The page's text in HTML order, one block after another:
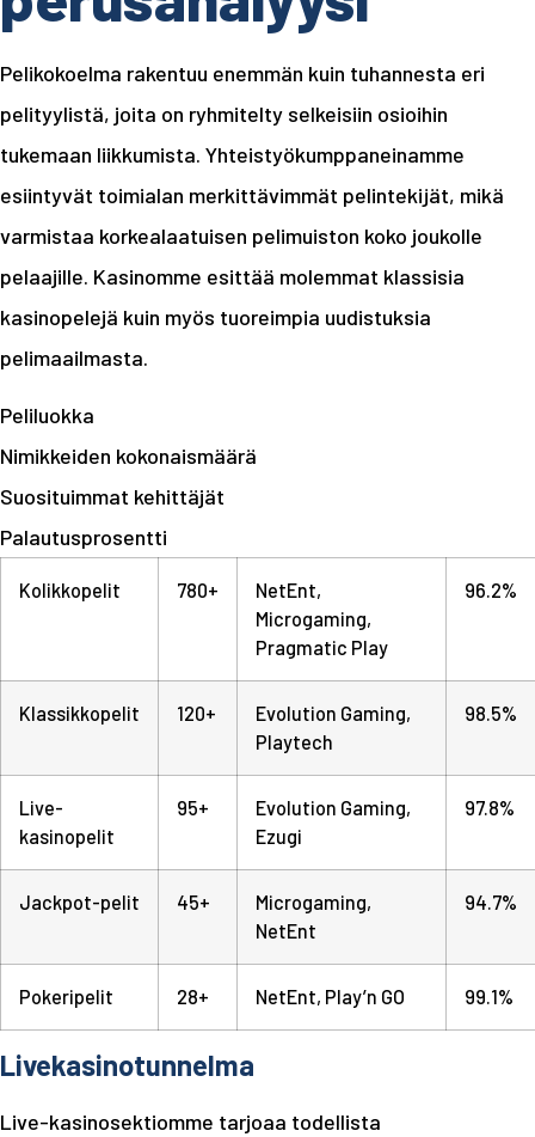
Pelikokoelma rakentuu enemmän kuin tuhannesta eri
pelityylistä, joita on ryhmitelty selkeisiin osioihin
tukemaan liikkumista. Yhteistyökumppaneinamme
esiintyvät toimialan merkittävimmät pelintekijät, mikä
varmistaa korkealaatuisen pelimuiston koko joukolle
pelaajille. Kasinomme esittää molemmat klassisia
kasinopelejä kuin myös tuoreimpia uudistuksia
pelimaailmasta.
Peliluokka
Nimikkeiden kokonaismäärä
Suosituimmat kehittäjät
Palautusprosentti
Kolikkopelit 780+
NetEnt,
Microgaming,
Pragmatic Play
96.2%
Klassikkopelit 120+
Evolution Gaming,
Playtech
98.5%
Live-
kasinopelit
95+
Evolution Gaming,
Ezugi
97.8%
Jackpot-pelit 45+
Microgaming,
NetEnt
94.7%
Pokeripelit 28+ NetEnt, Play’n GO 99.1%
Livekasinotunnelma
Live-kasinosektiomme tarjoaa todellista